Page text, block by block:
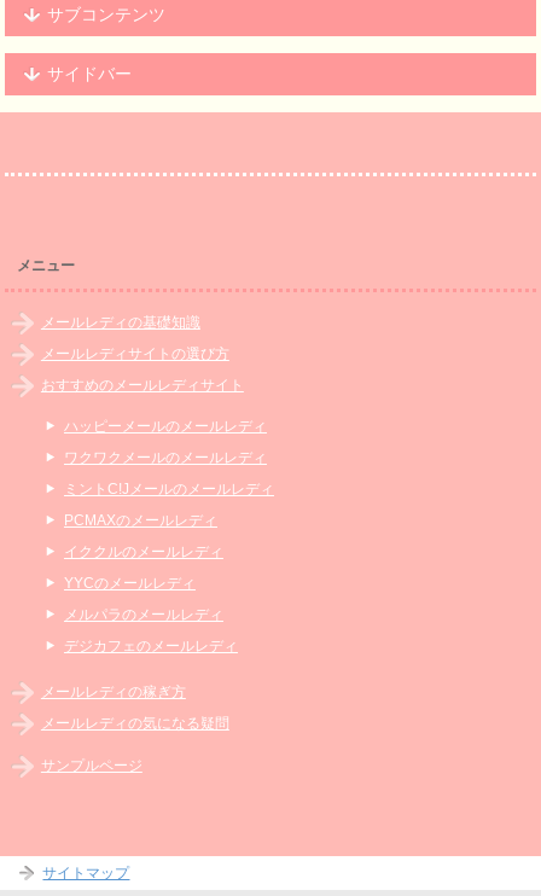
サブコンテンツ
サイドバー
メニュー
メールレディの基礎知識
メールレディサイトの選び方
おすすめのメールレディサイト
ハッピーメールのメールレディ
ワクワクメールのメールレディ
ミントC!Jメールのメールレディ
PCMAXのメールレディ
イククルのメールレディ
YYCのメールレディ
メルパラのメールレディ
デジカフェのメールレディ
メールレディの稼ぎ方
メールレディの気になる疑問
サンプルページ
サイトマップ